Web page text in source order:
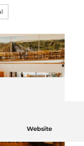
Website